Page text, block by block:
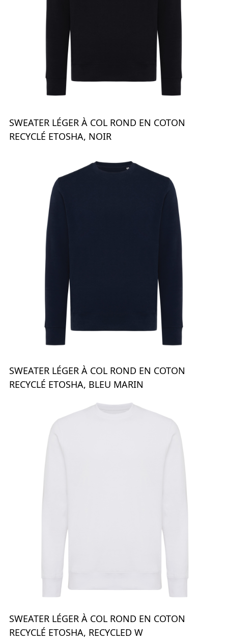
SWEATER LÉGER À COL ROND EN COTON
RECYCLÉ ETOSHA, NOIR
SWEATER LÉGER À COL ROND EN COTON
RECYCLÉ ETOSHA, BLEU MARIN
SWEATER LÉGER À COL ROND EN COTON
RECYCLÉ ETOSHA, RECYCLED W